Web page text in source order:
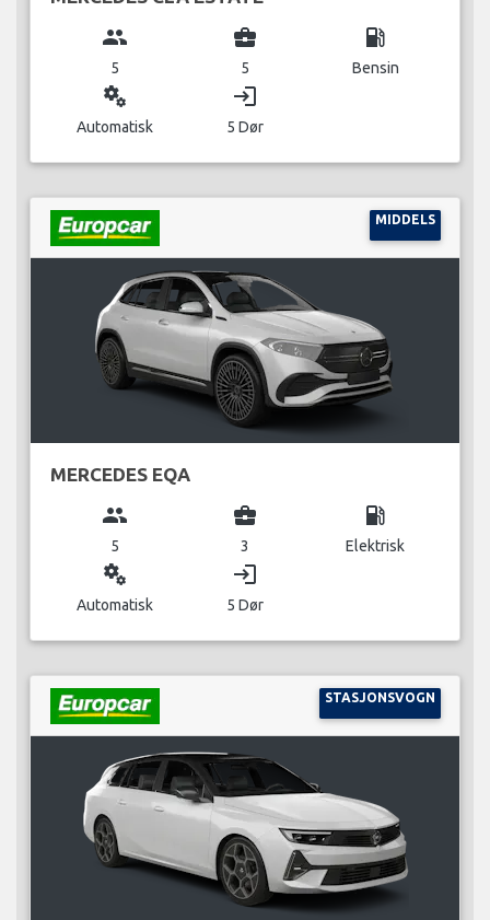
group
5
business_center
5
local_gas_station
Bensin
miscellaneous_services
Automatisk
login
5 Dør
MIDDELS
MERCEDES EQA
group
5
business_center
3
local_gas_station
Elektrisk
miscellaneous_services
Automatisk
login
5 Dør
STASJONSVOGN